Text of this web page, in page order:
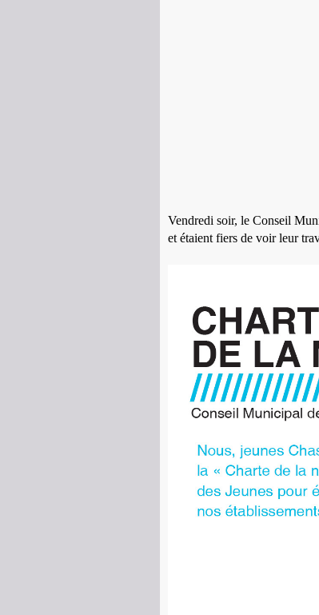
Vendredi soir, le Conseil
et étaient fiers de voir leur